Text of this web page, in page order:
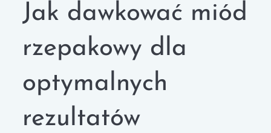
Jak dawkować miód
rzepakowy dla
optymalnych
rezultatów